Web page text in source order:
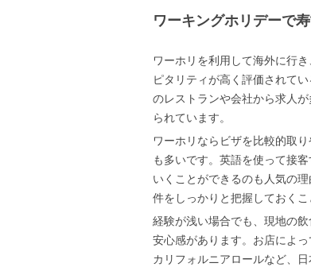
ワーキングホリデーで
ワーホリを利用して海外に行
ピタリティが高く評価されて
のレストランや会社から求人
られています。
ワーホリならビザを比較的取
も多いです。英語を使って接
いくことができるのも人気の
件をしっかりと把握しておくこ
経験が浅い場合でも、現地の
安心感があります。お店によ
カリフォルニアロールなど、